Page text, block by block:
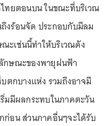
ทยตอนบน ในขณะที่บริเวณ
งร้อนจัด ประกอบกับมีลม
ะเช่นนี้ทำให้บริเวณดัง
กษณะของพายุฝนฟ้า
ตกบางแห่ง รวมถึงอาจมี
มมีผลกระทบในภาคตะวัน
ก่อน ส่วนภาคอื่นๆจะได้รับ